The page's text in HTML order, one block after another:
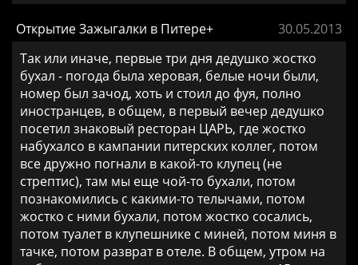
30.05.2013
Открытие Зажыгалки в Питере+
Так или иначе, первые три дня дедушко жостко
бухал - погода была херовая, белые ночи были,
номер был зачод, хоть и стоил до фуя, полно
иностранцев, в общем, в первый вечер дедушко
посетил знаковый ресторан ЦАРЬ, где жостко
набухалсо в кампании питерских коллег, потом
все дружно погнали в какой-то клупец (не
стрептис), там мы еще чой-то бухали, потом
познакомились с какими-то телычами, потом
жостко с ними бухали, потом жостко сосались,
потом туалет в клупешнике с миней, потом миня в
тачке, потом разврат в отеле. В общем, утром на